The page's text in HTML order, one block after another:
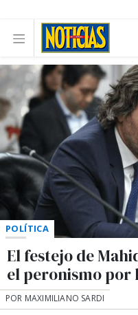
POLÍTICA
El festejo de
el peronismo por
POR MAXIMILIANO SARDI